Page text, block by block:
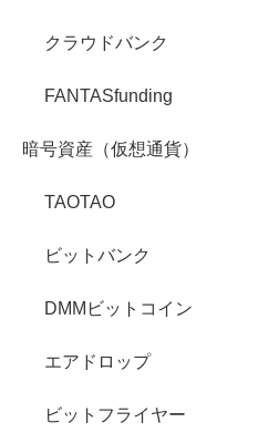
クラウドバンク
FANTASfunding
暗号資産（仮想通貨）
TAOTAO
ビットバンク
DMMビットコイン
エアドロップ
ビットフライヤー